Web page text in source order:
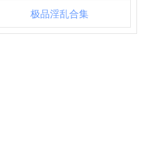
极品淫乱合集